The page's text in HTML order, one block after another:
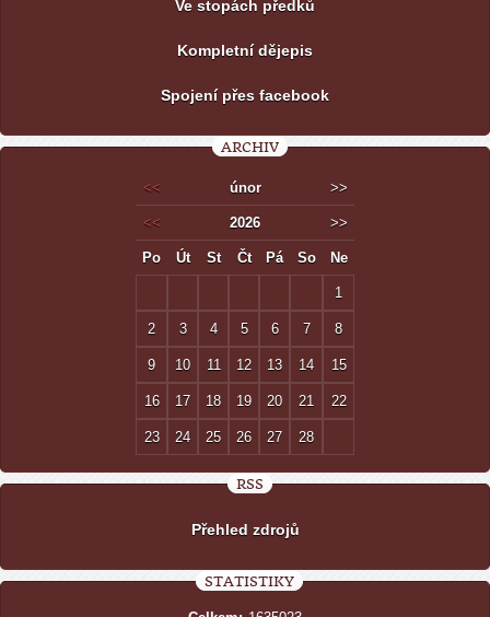
Ve stopách předků
Kompletní dějepis
Spojení přes facebook
ARCHIV
<< únor >>
<< 2026 >>
Po Út St Čt Pá So Ne
1
2 3 4 5 6 7 8
9 10 11 12 13 14 15
16 17 18 19 20 21 22
23 24 25 26 27 28
RSS
Přehled zdrojů
STATISTIKY